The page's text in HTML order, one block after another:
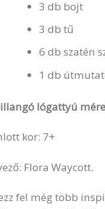
3 db bojt
3 db tű
6 db szatén
1 db
lógattyú
kor: 7+
Flora Waycott.
fel még több